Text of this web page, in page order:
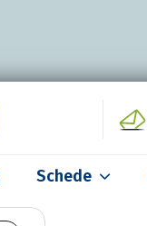
Schede